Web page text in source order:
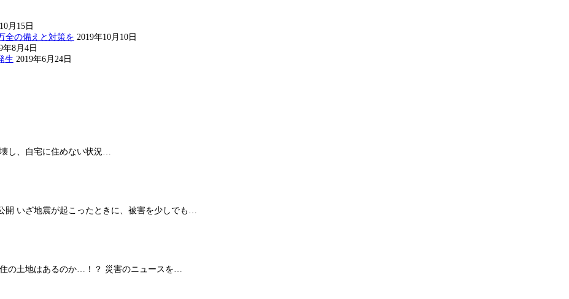
月15日
全の備えと対策を 2019年10月10日
年8月4日
生 2019年6月24日
し、自宅に住めない状況…
いざ地震が起こったときに、被害を少しでも…
の土地はあるのか…！？ 災害のニュースを…